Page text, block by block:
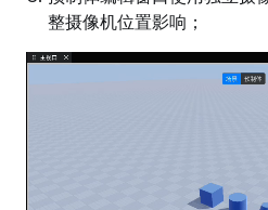
整摄像机位置影响；